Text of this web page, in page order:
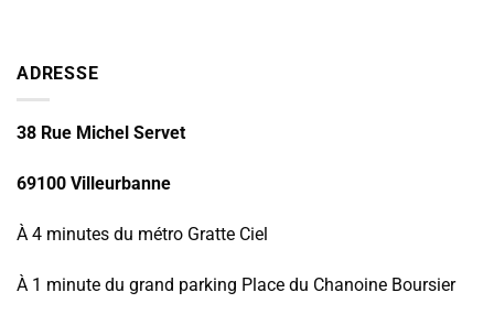
ADRESSE
38 Rue Michel Servet
69100 Villeurbanne
À 4 minutes du métro Gratte Ciel
À 1 minute du grand parking Place du Chanoine Boursier